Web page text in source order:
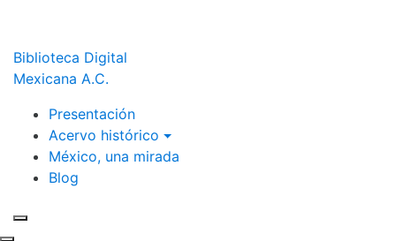
Biblioteca Digital
Mexicana A.C.
Presentación
Acervo histórico
México, una mirada
Blog